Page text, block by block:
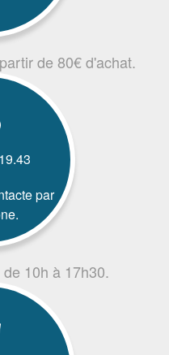
de 80€ d'achat.
par
10h à 17h30.